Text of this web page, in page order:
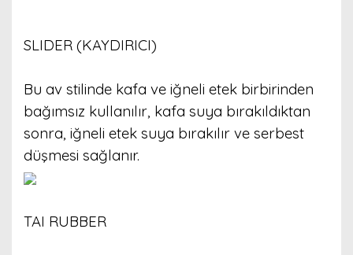
SLIDER (KAYDIRICI)
Bu av stilinde kafa ve iğneli etek birbirinden
bağımsız kullanılır, kafa suya bırakıldıktan
sonra, iğneli etek suya bırakılır ve serbest
düşmesi sağlanır.
TAI RUBBER